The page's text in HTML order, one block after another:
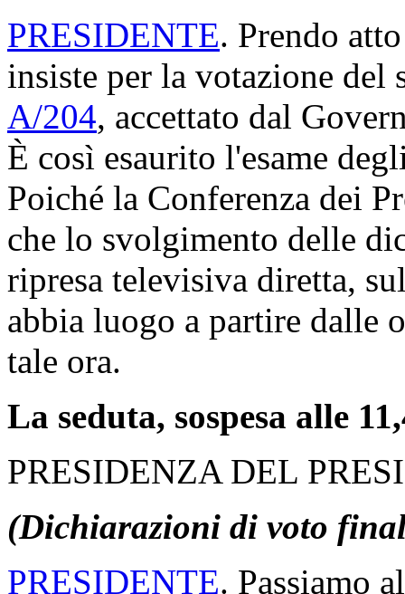
PRESIDENTE. Prendo
insiste per la votazione
A/204, accettato dal
È così esaurito l'esame
Poiché la Conferenza dei
che lo svolgimento delle
ripresa televisiva diretta,
abbia luogo a partire dalle
tale ora.
La seduta, sospesa alle
PRESIDENZA DEL
(Dichiarazioni di voto
PRESIDENTE. Passiamo